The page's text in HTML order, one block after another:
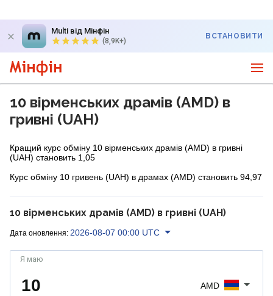
Multi від Мінфін
(8,9K+)
ВСТАНОВИТИ
10 вірменських драмів (AMD) в
гривні (UAH)
Кращий курс обміну 10 вірменських драмів (AMD) в гривні
(UAH) становить 1,05
Курс обміну 10 гривень (UAH) в драмах (AMD) становить 94,97
10 вірменських драмів (AMD) в гривні (UAH)
Дата оновлення: 2026-08-07 00:00 UTC
Я маю
AMD